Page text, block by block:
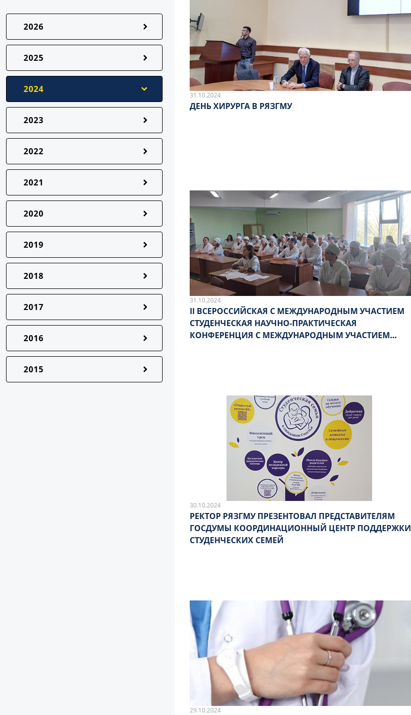
2026
2025
2024
2023
2022
2021
2020
2019
2018
2017
2016
2015
31.10.2024
ДЕНЬ ХИРУРГА В РЯЗГМУ
31.10.2024
II ВСЕРОССИЙСКАЯ С МЕЖДУНАРОДНЫМ УЧАСТИЕМ
СТУДЕНЧЕСКАЯ НАУЧНО-ПРАКТИЧЕСКАЯ
КОНФЕРЕНЦИЯ С МЕЖДУНАРОДНЫМ УЧАСТИЕМ
30.10.2024
РЕКТОР РЯЗГМУ ПРЕЗЕНТОВАЛ ПРЕДСТАВИТЕЛЯМ
ГОСДУМЫ КООРДИНАЦИОННЫЙ ЦЕНТР ПОДДЕРЖКИ
СТУДЕНЧЕСКИХ СЕМЕЙ
29.10.2024